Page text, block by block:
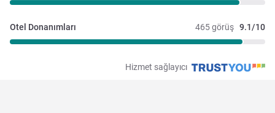
465 görüş 9.1/10
Otel Donanımları
Hizmet sağlayıcı